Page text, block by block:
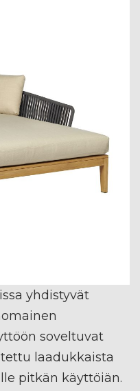
yhdistyvät
soveltuvat
laadukkaista
pitkän käyttöiän.